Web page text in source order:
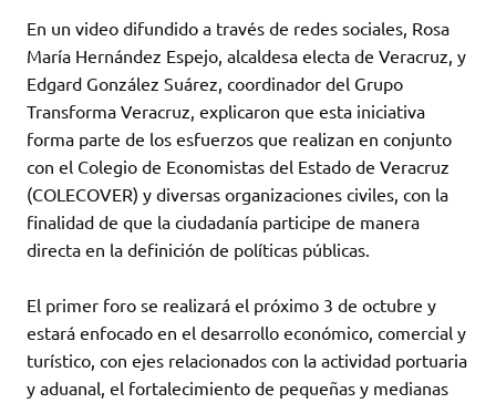
En un video difundido a través de redes sociales, Rosa
María Hernández Espejo, alcaldesa electa de Veracruz, y
Edgard González Suárez, coordinador del Grupo
Transforma Veracruz, explicaron que esta iniciativa
forma parte de los esfuerzos que realizan en conjunto
con el Colegio de Economistas del Estado de Veracruz
(COLECOVER) y diversas organizaciones civiles, con la
finalidad de que la ciudadanía participe de manera
directa en la definición de políticas públicas.
El primer foro se realizará el próximo 3 de octubre y
estará enfocado en el desarrollo económico, comercial y
turístico, con ejes relacionados con la actividad portuaria
y aduanal, el fortalecimiento de pequeñas y medianas